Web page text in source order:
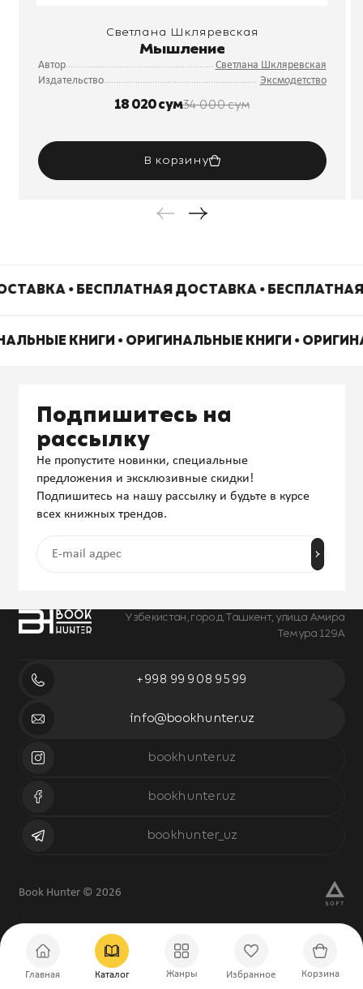
Главная Каталог Жанры Избранное Корзина
Светлана Шкляревская
Мышление
Автор
Светлана Шкляревская
Издательство
Эксмодетство
18 020 сум34 000 сум
В корзину
• БЕСПЛАТНАЯ ДОСТАВКА •
КНИГИ • ОРИГИНАЛЬНЫЕ КНИГИ •
Узбекистан, город Ташкент, улица Амира
Темура 129А
+998 99 908 95 99
info@bookhunter.uz
bookhunter.uz
bookhunter.uz
bookhunter_uz
Подпишитесь на
рассылку
Не пропустите новинки, специальные
предложения и эксклюзивные скидки!
Подпишитесь на нашу рассылку и будьте в курсе
всех книжных трендов.
Book Hunter © 2026